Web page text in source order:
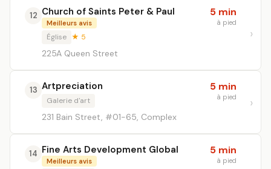
12 Church of Saints Peter & Paul
Meilleurs avis
Église ★ 5
225A Queen Street
5 min
à pied
13 Artpreciation
Galerie d'art
231 Bain Street, #01-65, Complex
5 min
à pied
14 Fine Arts Development Global
Meilleurs avis
5 min
à pied